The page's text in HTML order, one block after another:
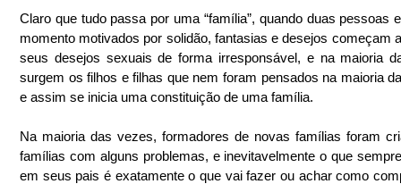
Claro que tudo passa por uma “família”, quando duas pessoas
momento motivados por solidão, fantasias e desejos começam
seus desejos sexuais de forma irresponsável, e na maioria
surgem os filhos e filhas que nem foram pensados na maioria
e assim se inicia uma constituição de uma família.
Na maioria das vezes, formadores de novas famílias foram
famílias com alguns problemas, e inevitavelmente o que
em seus pais é exatamente o que vai fazer ou achar como